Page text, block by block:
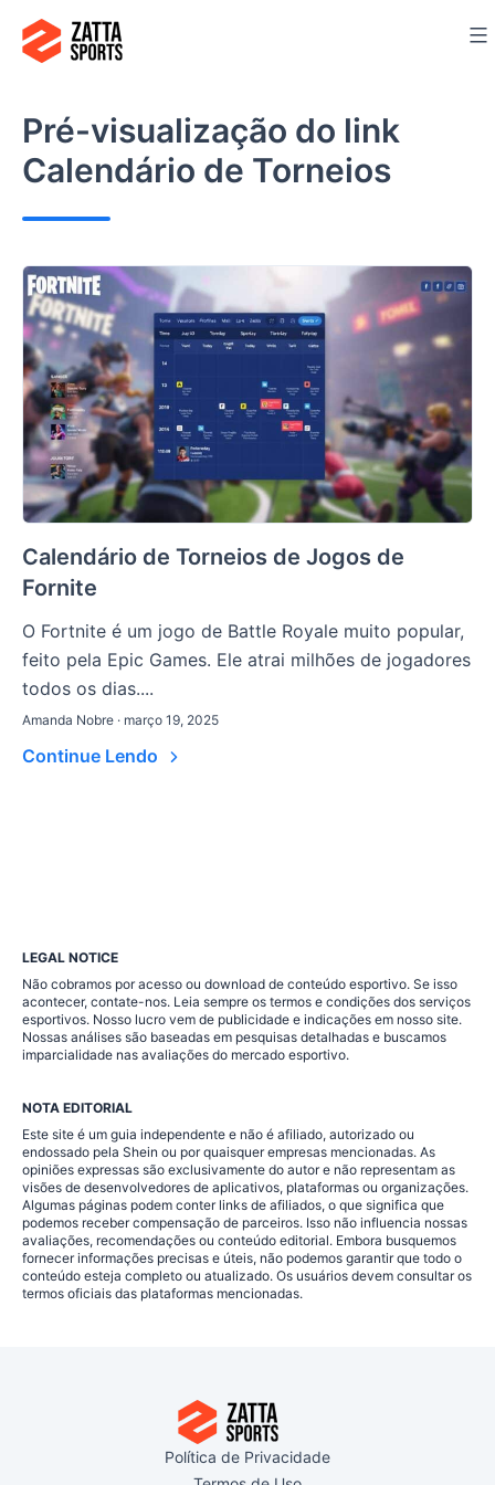
para
conteúdo
Pré-visualização do link
Calendário de Torneios
Calendário de Torneios de Jogos de
Fornite
O Fortnite é um jogo de Battle Royale muito popular,
feito pela Epic Games. Ele atrai milhões de jogadores
todos os dias....
Amanda Nobre · março 19, 2025
Continue Lendo
LEGAL NOTICE
Não cobramos por acesso ou download de conteúdo esportivo. Se isso
acontecer, contate-nos. Leia sempre os termos e condições dos serviços
esportivos. Nosso lucro vem de publicidade e indicações em nosso site.
Nossas análises são baseadas em pesquisas detalhadas e buscamos
imparcialidade nas avaliações do mercado esportivo.
NOTA EDITORIAL
Este site é um guia independente e não é afiliado, autorizado ou
endossado pela Shein ou por quaisquer empresas mencionadas. As
opiniões expressas são exclusivamente do autor e não representam as
visões de desenvolvedores de aplicativos, plataformas ou organizações.
Algumas páginas podem conter links de afiliados, o que significa que
podemos receber compensação de parceiros. Isso não influencia nossas
avaliações, recomendações ou conteúdo editorial. Embora busquemos
fornecer informações precisas e úteis, não podemos garantir que todo o
conteúdo esteja completo ou atualizado. Os usuários devem consultar os
termos oficiais das plataformas mencionadas.
Política de Privacidade